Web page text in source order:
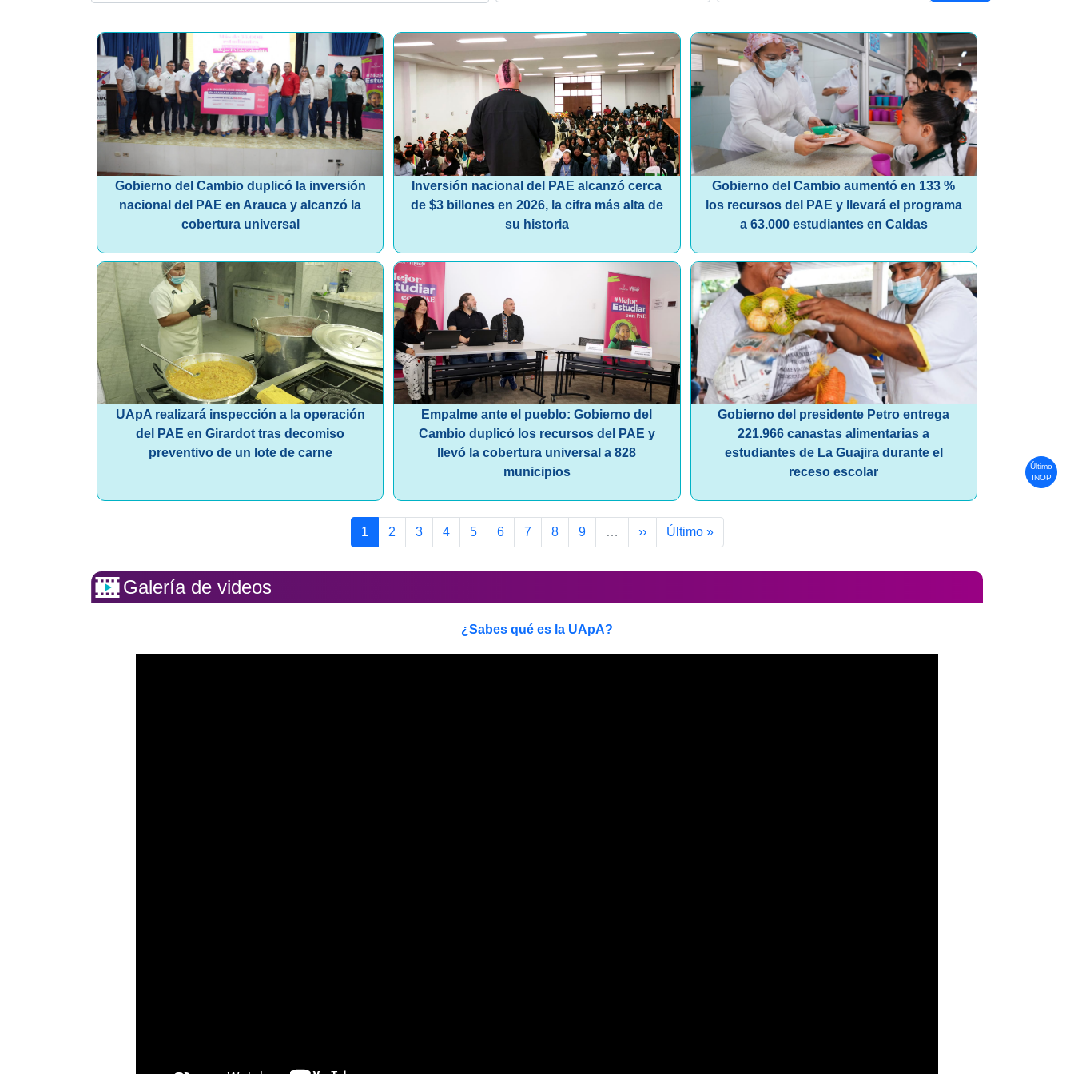
Último
INOP
Gobierno del Cambio duplicó la inversión
nacional del PAE en Arauca y alcanzó la
cobertura universal
Inversión nacional del PAE alcanzó cerca
de $3 billones en 2026, la cifra más alta de
su historia
Gobierno del Cambio aumentó en 133 %
los recursos del PAE y llevará el programa
a 63.000 estudiantes en Caldas
UApA realizará inspección a la operación
del PAE en Girardot tras decomiso
preventivo de un lote de carne
Empalme ante el pueblo: Gobierno del
Cambio duplicó los recursos del PAE y
llevó la cobertura universal a 828
municipios
Gobierno del presidente Petro entrega
221.966 canastas alimentarias a
estudiantes de La Guajira durante el
receso escolar
Paginación
Page
1 Page
2 Page
3 Page
4 Page
5 Page
6 Page
7 Page
8 Page
9 … Siguiente página
›› Última página
Último »
Galería de videos
¿Sabes qué es la UApA?